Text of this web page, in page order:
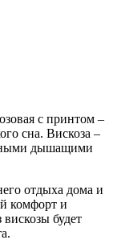
с принтом –
сна. Вискоза –
дышащими
отдыха дома и
комфорт и
будет